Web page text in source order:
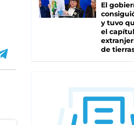
El
y tuvo
el
de